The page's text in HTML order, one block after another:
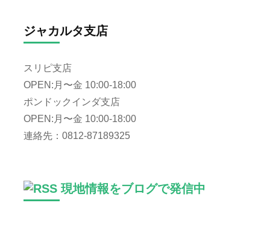
ジャカルタ支店
スリピ支店
OPEN:月〜金 10:00-18:00
ポンドックインダ支店
OPEN:月〜金 10:00-18:00
連絡先：0812-87189325
現地情報をブログで発信中